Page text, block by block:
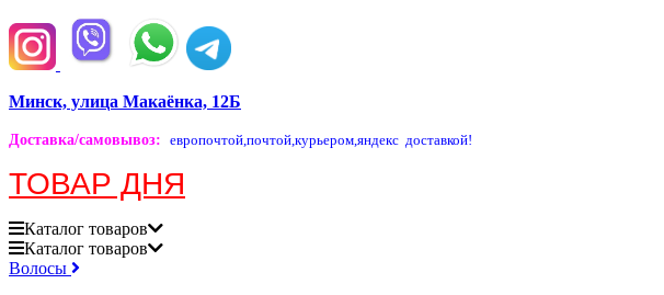
Минск, улица Макаёнка, 12Б
Доставка/самовывоз: европочтой,почтой,курьером,яндекс доставкой!
ТОВАР ДНЯ
Каталог товаров
Каталог товаров
Волосы